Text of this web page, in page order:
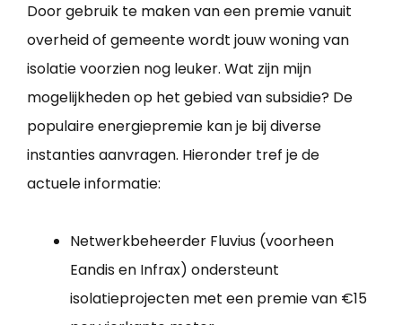
Door gebruik te maken van een premie vanuit
overheid of gemeente wordt jouw woning van
isolatie voorzien nog leuker. Wat zijn mijn
mogelijkheden op het gebied van subsidie? De
populaire energiepremie kan je bij diverse
instanties aanvragen. Hieronder tref je de
actuele informatie:
Netwerkbeheerder Fluvius (voorheen
Eandis en Infrax) ondersteunt
isolatieprojecten met een premie van €15